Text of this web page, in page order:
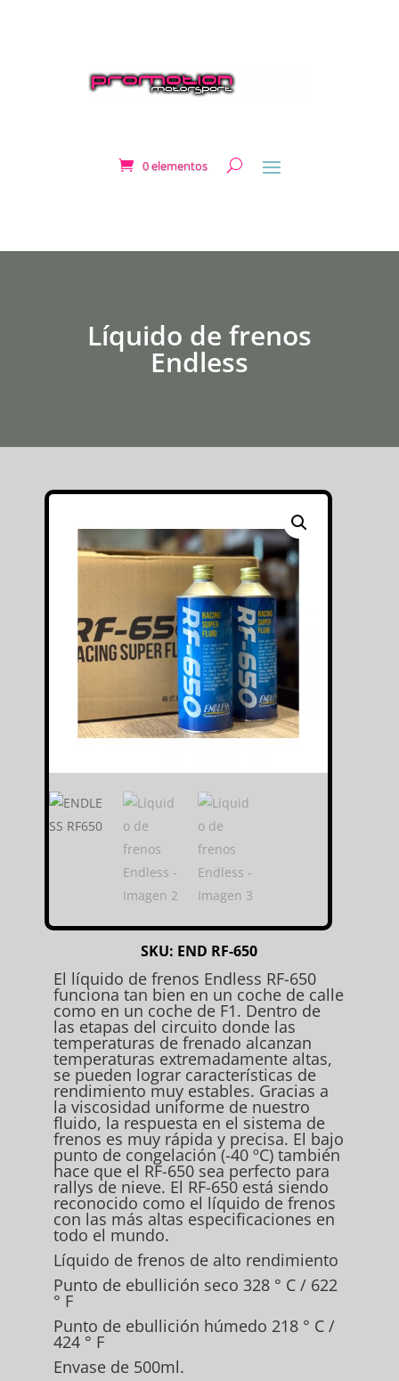
0 elementos
Líquido de frenos
Endless
SKU: END RF-650
El líquido de frenos Endless RF-650
funciona tan bien en un coche de calle
como en un coche de F1. Dentro de
las etapas del circuito donde las
temperaturas de frenado alcanzan
temperaturas extremadamente altas,
se pueden lograr características de
rendimiento muy estables. Gracias a
la viscosidad uniforme de nuestro
fluido, la respuesta en el sistema de
frenos es muy rápida y precisa. El bajo
punto de congelación (-40 ºC) también
hace que el RF-650 sea perfecto para
rallys de nieve. El RF-650 está siendo
reconocido como el líquido de frenos
con las más altas especificaciones en
todo el mundo.
Líquido de frenos de alto rendimiento
Punto de ebullición seco 328 ° C / 622
° F
Punto de ebullición húmedo 218 ° C /
424 ° F
Envase de 500ml.